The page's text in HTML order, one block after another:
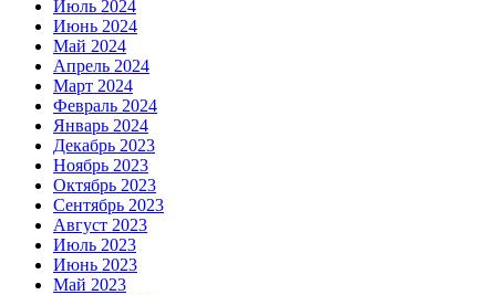
Июль 2024
Июнь 2024
Май 2024
Апрель 2024
Март 2024
Февраль 2024
Январь 2024
Декабрь 2023
Ноябрь 2023
Октябрь 2023
Сентябрь 2023
Август 2023
Июль 2023
Июнь 2023
Май 2023